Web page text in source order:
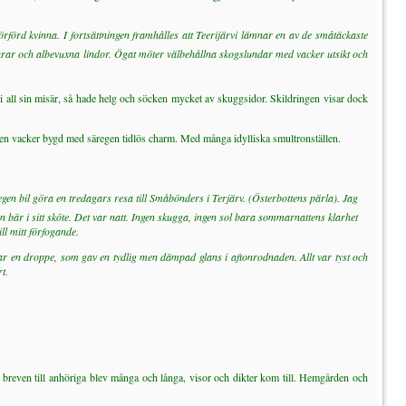
kvinna. I fortsättningen framhålles att Teerijärvi lämnar en av de småtäckaste
och albevuxna lindor. Ögat möter välbehållna skogslundar med vacker utsikt och
sin misär, så hade helg och söcken mycket av skuggsidor. Skildringen visar dock
vacker bygd med säregen tidlös charm. Med många idylliska smultronställen.
bil göra en tredagars resa till Småbönders i Terjärv. (Österbottens pärla). Jag
i sitt sköte. Det var natt. Ingen skugga, ingen sol bara sommarnattens klarhet
mitt förfogande.
droppe, som gav en tydlig men dämpad glans i aftonrodnaden. Allt var tyst och
till anhöriga blev många och långa, visor och dikter kom till. Hemgården och